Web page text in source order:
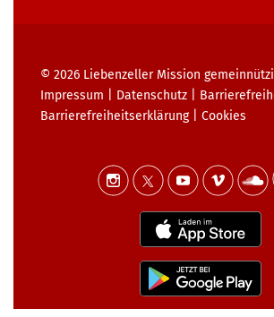
© 2026 Liebenzeller Mission
Impressum
Datenschutz
Barrierefreiheits­erklärung| Cookies